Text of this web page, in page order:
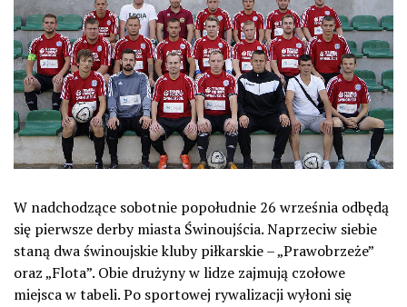
W nadchodzące sobotnie popołudnie 26 września odbędą
się pierwsze derby miasta Świnoujścia. Naprzeciw siebie
staną dwa świnoujskie kluby piłkarskie – „Prawobrzeże”
oraz „Flota”. Obie drużyny w lidze zajmują czołowe
miejsca w tabeli. Po sportowej rywalizacji wyłoni się